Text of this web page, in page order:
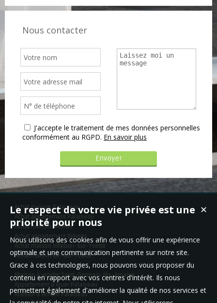
Nous contacter
J'accepte le traitement de mes données personnelles
conformément au RGPD. En savoir plus
Achat maison Palaiseau
Achat appartement Palaiseau
Achat maison Bièvres
Achat appartement Bièvres
Achat maison Villebon-sur-Yvette
Achat maison Gif-sur-Yvette
Maison à vendre Saint-Germain-lès-Arpajon
Appartement à louer Palaiseau
Maison à vendre Palaiseau
✕
Le respect de votre vie privée est une
priorité pour nous
Nous utilisons des cookies afin de vous offrir une expérience
optimale et une communication pertinente sur notre site.
Grace à ces technologies, nous pouvons vous proposer du
contenu en rapport avec vos centres d'intérêt. Ils nous
permettent également d'améliorer la qualité de nos services et